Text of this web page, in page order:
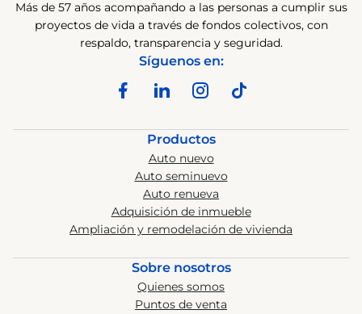
Más de 57 años acompañando a las personas a cumplir sus
proyectos de vida a través de fondos colectivos, con
respaldo, transparencia y seguridad.
Síguenos en:
Productos
Auto nuevo
Auto seminuevo
Auto renueva
Adquisición de inmueble
Ampliación y remodelación de vivienda
Sobre nosotros
Quienes somos
Puntos de venta